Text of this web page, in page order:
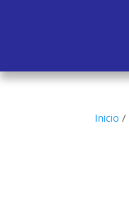
Inicio /